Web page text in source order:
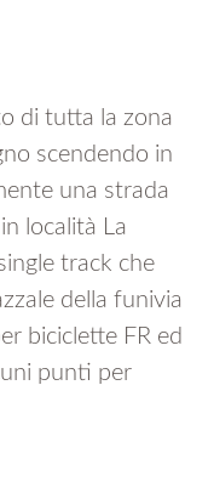
di tutta la zona
scendendo in
una strada
località La
track che
della funivia
biciclette FR ed
punti per